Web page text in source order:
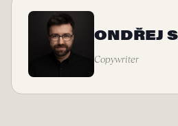
ONDŘEJ
Copywriter